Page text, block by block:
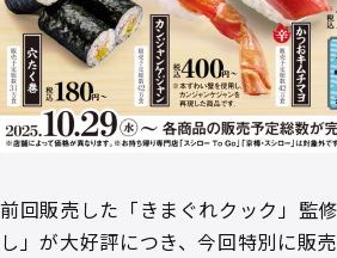
前回販売した「きまぐれクック」監
し」が大好評につき、今回特別に販